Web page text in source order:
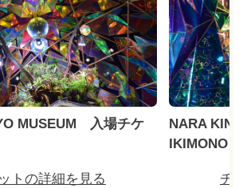
MUSEUM 入場チケ
トの詳細を見る
NARA
IKIMONO
チ